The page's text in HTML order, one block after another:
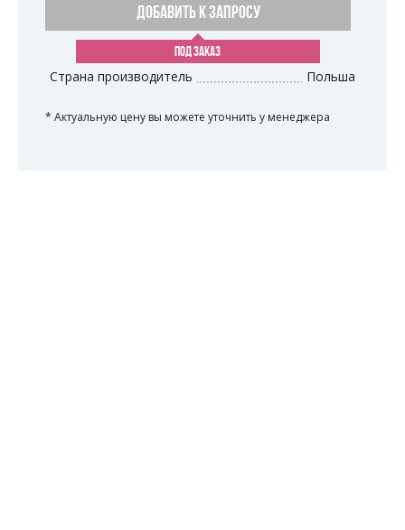
ДОБАВИТЬ К ЗАПРОСУ
ПОД ЗАКАЗ
Страна производитель Польша
* Актуальную цену вы можете уточнить у менеджера